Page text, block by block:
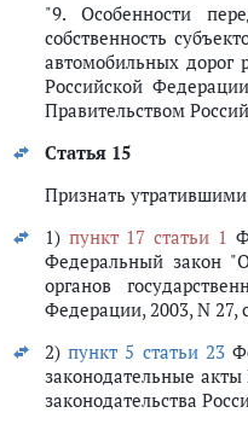
"9. Особенности
собственность
автомобильных дорог
Российской
Правительством
Статья 15
Признать
1) пункт 17 статьи 1
Федеральный закон
органов
Федерации, 2003, N 27,
2)пункт 5 статьи 23
законодательные
законодательства